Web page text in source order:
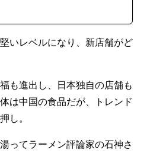
いレベルになり、新店舗がど
も進出し、日本独自の店舗も
は中国の食品だが、トレンド
し。
ってラーメン評論家の石神さ